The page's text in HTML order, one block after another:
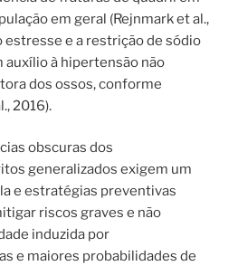
em geral (Rejnmark et al.,
estresse e a restrição de sódio
auxílio à hipertensão não
dos ossos, conforme
2016).
obscuras dos
generalizados exigem um
e estratégias preventivas
riscos graves e não
induzida por
e maiores probabilidades de